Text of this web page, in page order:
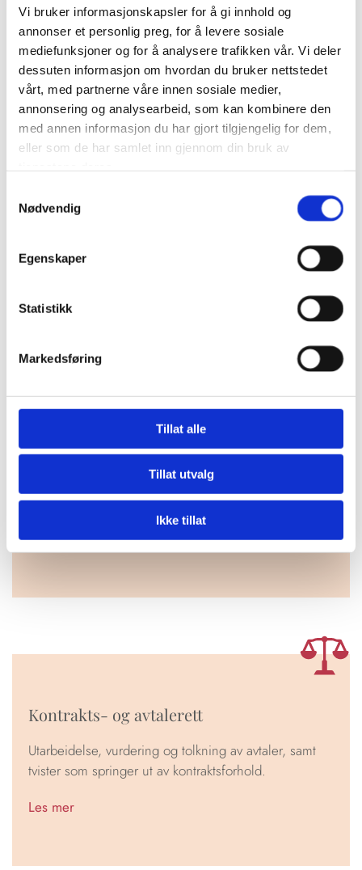
Vi bruker informasjonskapsler for å gi innhold og
annonser et personlig preg, for å levere sosiale
mediefunksjoner og for å analysere trafikken vår. Vi deler
dessuten informasjon om hvordan du bruker nettstedet
vårt, med partnerne våre innen sosiale medier,
annonsering og analysearbeid, som kan kombinere den
med annen informasjon du har gjort tilgjengelig for dem,
eller som de har samlet inn gjennom din bruk av
Nødvendig
Egenskaper
Statistikk
Markedsføring
Tillat alle
Tillat utvalg
Ikke tillat
Forvaltningsrett
Bistand i saker som gjelder forholdet til det offentlige,
herunder klager og andre forvaltningsrettslige
Les mer
Idretts- og forretningsjus
Juridiske spørsmål knyttet til idrett, organisasjonsliv og
næringsvirksomhet.
Les mer
Kontrakts- og avtalerett
Utarbeidelse, vurdering og tolkning av avtaler, samt
tvister som springer ut av kontraktsforhold.
Les mer